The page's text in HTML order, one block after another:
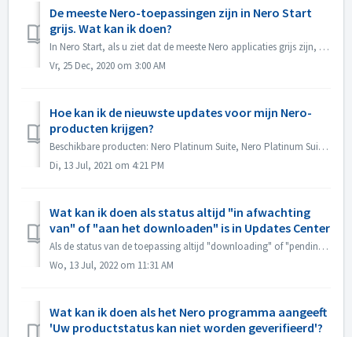
De meeste Nero-toepassingen zijn in Nero Start
grijs. Wat kan ik doen?
In Nero Start, als u ziet dat de meeste Nero applicaties grijs zijn, probeer dan de onderstaande stappen: 1. Hebt u de Nero software volledig geïnstalle...
Vr, 25 Dec, 2020 om 3:00 AM
Hoe kan ik de nieuwste updates voor mijn Nero-
producten krijgen?
Beschikbare producten: Nero Platinum Suite, Nero Platinum Suite 2021, Andere Nero 2021 producten Door te controleren op Online Updates krijgt u de updat...
Di, 13 Jul, 2021 om 4:21 PM
Wat kan ik doen als status altijd "in afwachting
van" of "aan het downloaden" is in Updates Center
Als de status van de toepassing altijd "downloading" of "pending" is bij het updaten van de Nero toepassing op de "Nero Start"...
Wo, 13 Jul, 2022 om 11:31 AM
Wat kan ik doen als het Nero programma aangeeft
'Uw productstatus kan niet worden geverifieerd'?